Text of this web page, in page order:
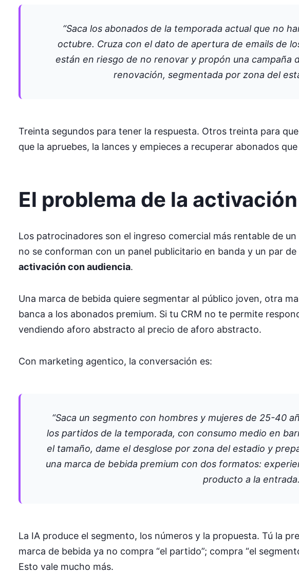
“Saca los abonados de la temporada actual que no
octubre. Cruza con el dato de apertura de emails de
están en riesgo de no renovar y propón una campaña
renovación, segmentada por zona del
Treinta segundos para tener la respuesta. Otros treinta para
que la apruebes, la lances y empieces a recuperar abonados
El problema de la
Los patrocinadores son el ingreso comercial más rentable de
no se conforman con un panel publicitario en banda y un par
activación con audiencia.
Una marca de bebida quiere segmentar al público joven, otra
banca a los abonados premium. Si tu CRM no te permite
vendiendo aforo abstracto al precio de aforo abstracto.
Con marketing agentico, la conversación es:
“Saca un segmento con hombres y mujeres de 25-40
los partidos de la temporada, con consumo medio en
el tamaño, dame el desglose por zona del estadio y
una marca de bebida premium con dos formatos:
producto a la
La IA produce el segmento, los números y la propuesta. Tú la
marca de bebida ya no compra “el partido”; compra “el
Esto vale mucho más.